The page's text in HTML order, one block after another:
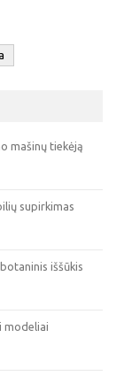
mašinų tiekėją
supirkimas
iššūkis
modeliai